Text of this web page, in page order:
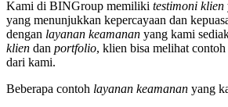
Kami di BINGroup memiliki testimoni klien
yang menunjukkan kepercayaan dan
dengan layanan keamanan yang kami
klien dan portfolio, klien bisa melihat contoh
dari kami.
Beberapa contoh layanan keamanan yang